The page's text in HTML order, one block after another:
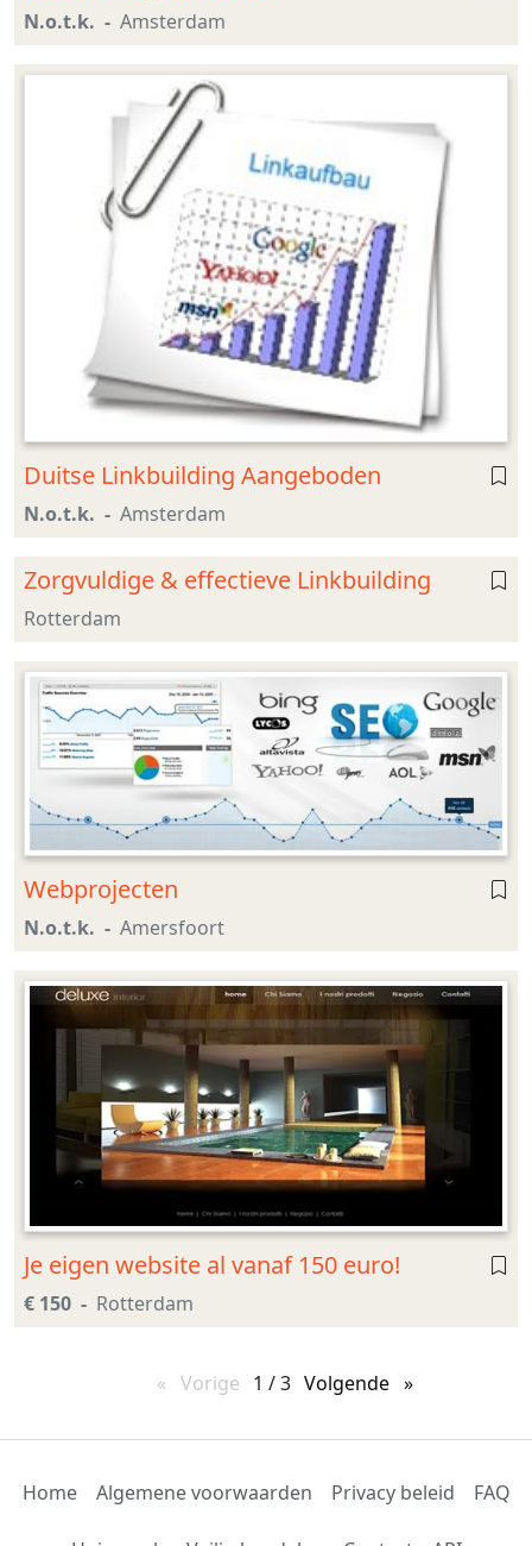
N.o.t.k. Amsterdam
Duitse Linkbuilding Aangeboden
N.o.t.k. Amsterdam
Zorgvuldige & effectieve Linkbuilding
Rotterdam
Webprojecten
N.o.t.k. Amersfoort
Je eigen website al vanaf 150 euro!
€ 150 Rotterdam
Vorige pagina
1 / 3 Volgende pagina
Home Algemene voorwaarden Privacy beleid FAQ